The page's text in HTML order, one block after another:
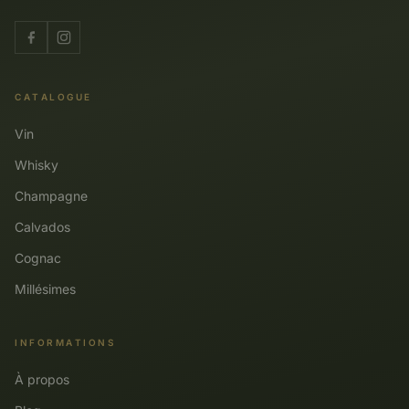
CATALOGUE
Vin
Whisky
Champagne
Calvados
Cognac
Millésimes
INFORMATIONS
À propos